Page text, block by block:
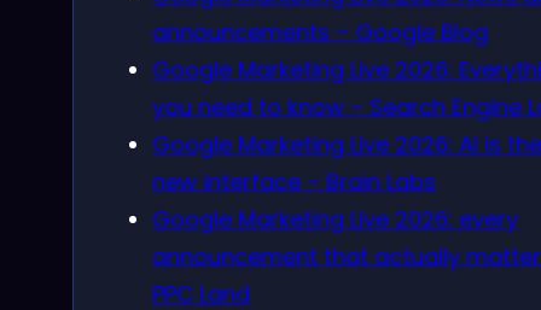
announcements – Google Blog
Google Marketing Live 2026:
you need to know – Search Engine
Google Marketing Live 2026: AI is the
new interface – Brain Labs
Google Marketing Live 2026: every
announcement that actually
PPC Land